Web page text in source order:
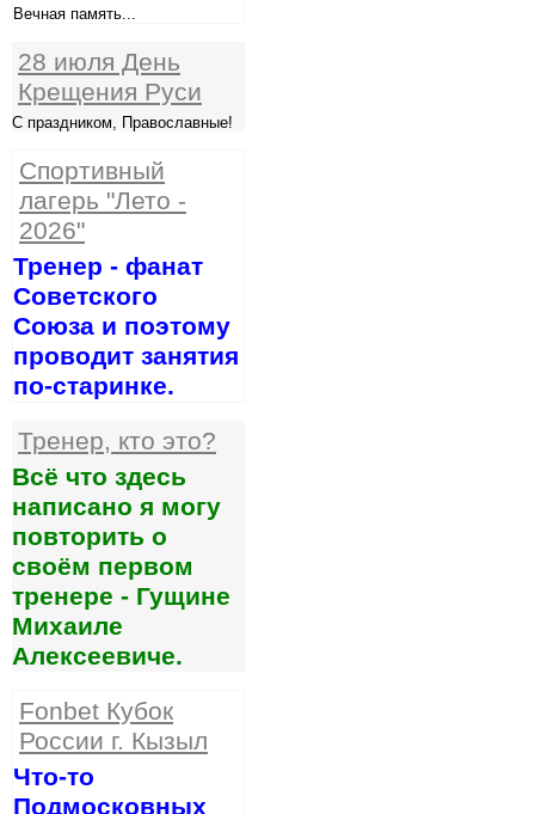
Вечная память...
28 июля День
Крещения Руси
С праздником, Православные!
Спортивный
лагерь "Лето -
2026"
Тренер - фанат
Советского
Союза и поэтому
проводит занятия
по-старинке.
Тренер, кто это?
Всё что здесь
написано я могу
повторить о
своём первом
тренере - Гущине
Михаиле
Алексеевиче.
Fonbet Кубок
России г. Кызыл
Что-то
Подмосковных